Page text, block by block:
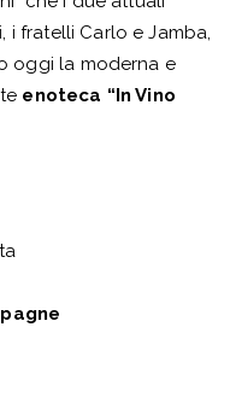
i fratelli Carlo e Jamba,
oggi la moderna e
enoteca “In Vino